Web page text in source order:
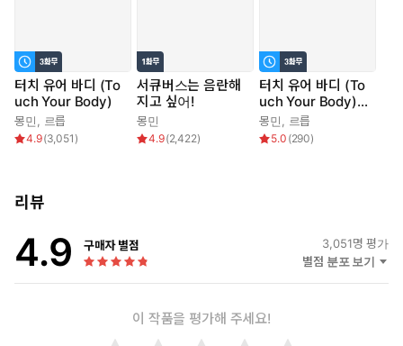
터치 유어 바디 (To
uch Your Body)
몽민 르릅
4.9(3,051 )
서큐버스는 음란해
지고 싶어!
몽민
4.9(2,422)
터치 유어 바디 (To
uch Your Body)
(개정판)
몽민 르릅
5.0 (290)
리뷰
4.9 구매자 별점 3,051명 평가
별점 분포 보기
이 작품을 평가해 주세요!